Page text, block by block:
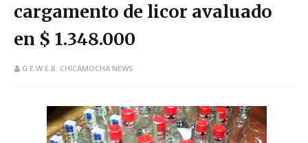
cargamento de licor avaluado
en $ 1.348.000
G.E.W.E.B. CHICAMOCHA NEWS